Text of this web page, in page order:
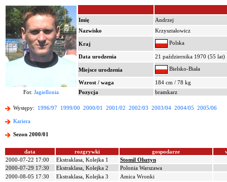
Imię
Andrzej
Nazwisko
Krzyształowicz
Kraj Polska
Data urodzenia 21 października 1970 (55 lat)
Miejsce urodzenia Bielsko-Biała
Wzrost / waga
184 cm / 78 kg
Fot: Jagiellonia Pozycja bramkarz
Występy: 1996/97 1999/00 2000/01 2001/02 2002/03 2003/04 2004/05 2005/06
Kariera
Sezon 2000/01
data rozgrywki gospodarze
2000-07-22 17:00
Ekstraklasa, Kolejka 1
Stomil Olsztyn
2000-07-29 17:30
Ekstraklasa, Kolejka 2
Polonia Warszawa
2000-08-05 17:30
Ekstraklasa, Kolejka 3
Amica Wronki